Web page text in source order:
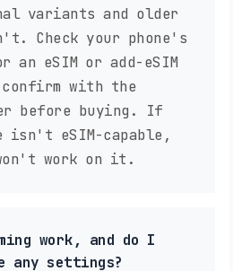
variants and older
Check your phone's
eSIM or add-eSIM
with the
before buying. If
isn't eSIM-capable,
work on it.
work, and do I
any settings?